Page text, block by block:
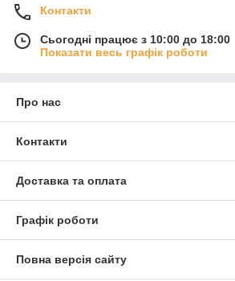
Контакти
Сьогодні працює з 10:00 до 18:00
Показати весь графік роботи
Про нас
Контакти
Доставка та оплата
Графік роботи
Повна версія сайту